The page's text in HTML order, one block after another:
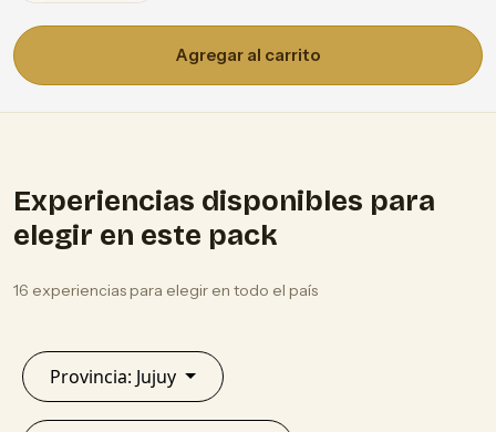
Agregar al carrito
Experiencias disponibles para
elegir en este pack
16 experiencias para elegir en todo el país
Provincia: Jujuy